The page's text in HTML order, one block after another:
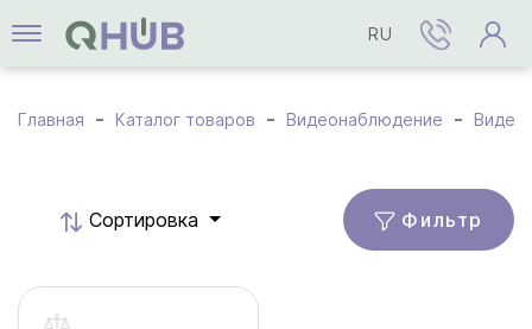
RU
Главная Каталог товаров Видеонаблюдение
Cортировка Фильтр